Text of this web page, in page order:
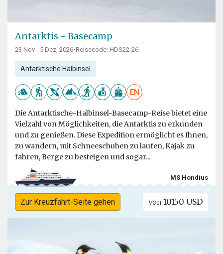
Antarktis - Basecamp
23 Nov - 5 Dez, 2026•Reisecode: HDS22-26
Antarktische Halbinsel
EN
Die Antarktische-Halbinsel-Basecamp-Reise bietet eine
Vielzahl von Möglichkeiten, die Antarktis zu erkunden
und zu genießen. Diese Expedition ermöglicht es Ihnen,
zu wandern, mit Schneeschuhen zu laufen, Kajak zu
fahren, Berge zu besteigen und sogar...
MS Hondius
Zur Kreuzfahrt-Seite gehen Von 10150 USD